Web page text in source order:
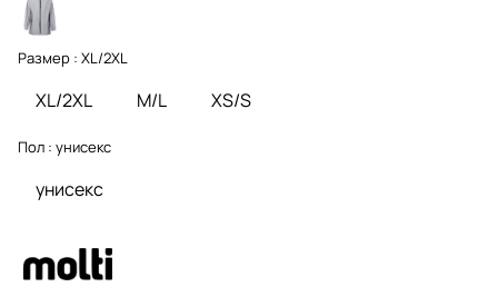
Размер : XL/2XL
XL/2XL M/L XS/S
Пол : унисекс
унисекс